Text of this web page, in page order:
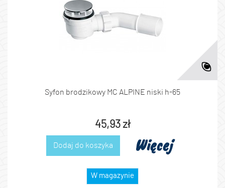
Syfon brodzikowy MC ALPINE niski h-65
45,93 zł
Dodaj do koszyka Więcej
W magazynie